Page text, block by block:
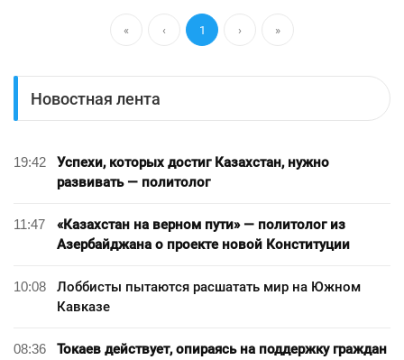
« ‹ 1 › »
Новостная лента
19:42
Успехи, которых достиг Казахстан, нужно
развивать — политолог
11:47
«Казахстан на верном пути» — политолог из
Азербайджана о проекте новой Конституции
10:08
Лоббисты пытаются расшатать мир на Южном
Кавказе
08:36
Токаев действует, опираясь на поддержку граждан